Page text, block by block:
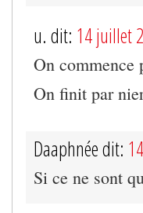
u. dit: 14 juillet
On commence
On finit par
Daaphnée dit:
Si ce ne sont